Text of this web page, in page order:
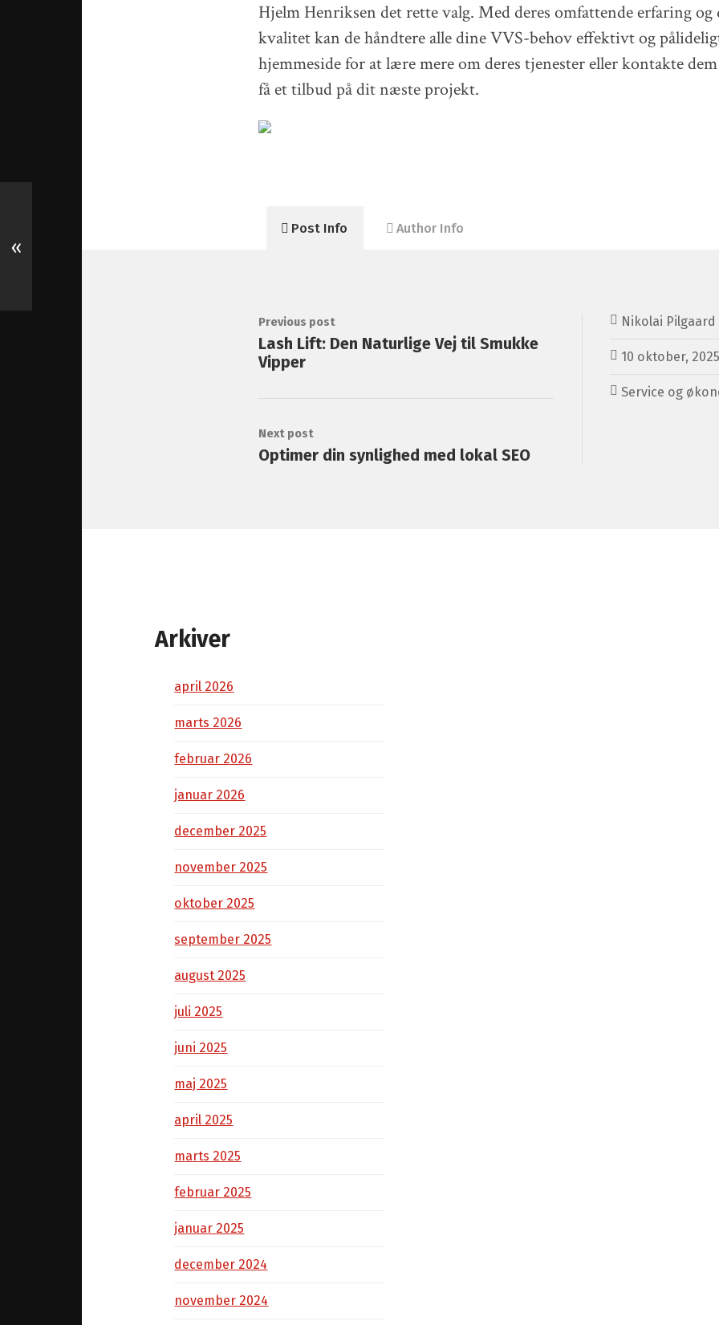
Hjelm Henriksen det rette valg. Med deres omfattende erfaring
kvalitet kan de håndtere alle dine VVS-behov effektivt og
hjemmeside for at lære mere om deres tjenester eller kontakte
få et tilbud på dit næste projekt.
Post Info Author Info
Nikolai Pilgaard
10 oktober, 2025
Service og
Previous post
Lash Lift: Den Naturlige Vej til Smukke
Vipper
Next post
Optimer din synlighed med lokal SEO
«
Arkiver
april 2026
marts 2026
februar 2026
januar 2026
december 2025
november 2025
oktober 2025
september 2025
august 2025
juli 2025
juni 2025
maj 2025
april 2025
marts 2025
februar 2025
januar 2025
december 2024
november 2024